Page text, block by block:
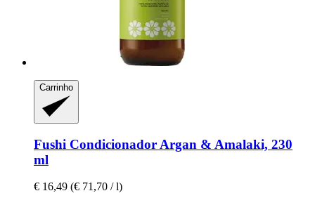
Carrinho
Fushi Condicionador Argan & Amalaki, 230
ml
€ 16,49 (€ 71,70 / l)